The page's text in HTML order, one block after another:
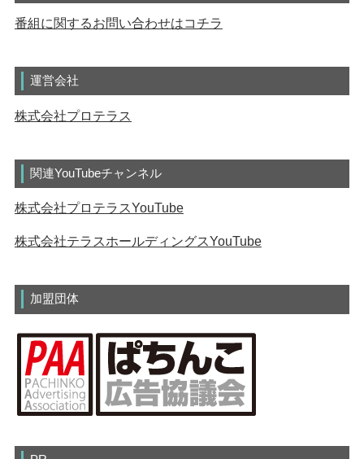
番組に関するお問い合わせはコチラ
運営会社
株式会社プロテラス
関連YouTubeチャンネル
株式会社プロテラスYouTube
株式会社テラスホールディングスYouTube
加盟団体